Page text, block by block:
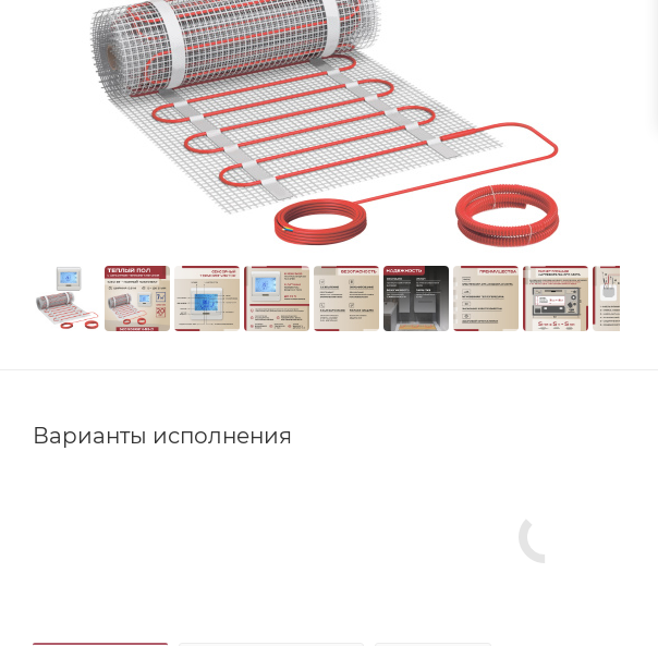
Варианты исполнения